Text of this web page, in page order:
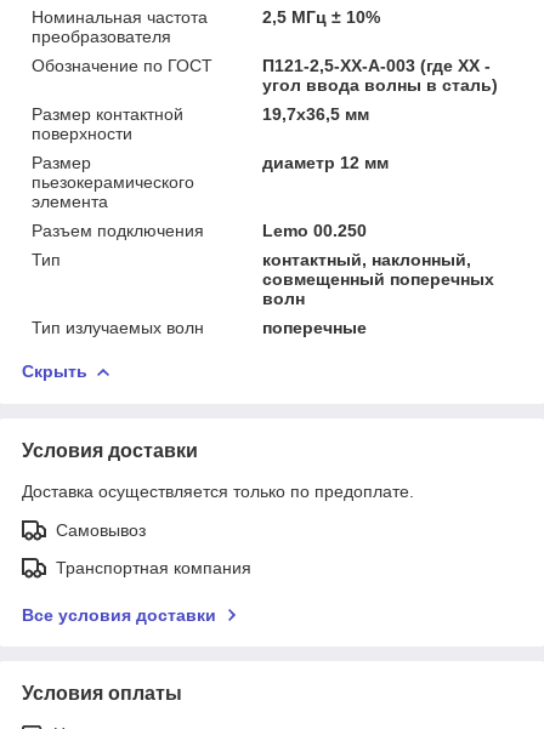
Номинальная частота
преобразователя
2,5 МГц ± 10%
Обозначение по ГОСТ
П121-2,5-ХХ-А-003 (где XX -
угол ввода волны в сталь)
Размер контактной
поверхности
19,7х36,5 мм
Размер
пьезокерамического
элемента
диаметр 12 мм
Разъем подключения
Lemo 00.250
Тип
контактный, наклонный,
совмещенный поперечных
волн
Тип излучаемых волн
поперечные
Скрыть
Условия доставки
Доставка осуществляется только по предоплате.
Самовывоз
Транспортная компания
Все условия доставки
Условия оплаты